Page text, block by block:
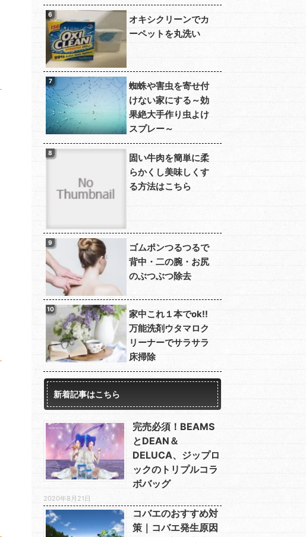
オキシクリーンでカ
ーペットを丸洗い
蜘蛛や害虫を寄せ付
けない家にする～効
果絶大手作り虫よけ
スプレー～
固い牛肉を簡単に柔
らかくし美味しくす
る方法はこちら
ゴムポンつるつるで
背中・二の腕・お尻
のぶつぶつ除去
家中これ１本でok!!
万能洗剤ウタマロク
リーナーでサラサラ
床掃除
新着記事はこちら
完売必須！BEAMS
とDEAN＆
DELUCA、ジップロ
ックのトリプルコラ
ボバッグ
2020年8月21日
コバエのおすすめ対
策｜コバエ発生原因